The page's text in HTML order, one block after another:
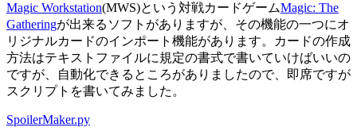
Magic Workstation(MWS)という対戦カードゲームMagic: The
Gatheringが出来るソフトがありますが、その機能の一つにオ
リジナルカードのインポート機能があります。カードの作成
方法はテキストファイルに規定の書式で書いていけばいいの
ですが、自動化できるところがありましたので、即席ですが
スクリプトを書いてみました。
SpoilerMaker.py